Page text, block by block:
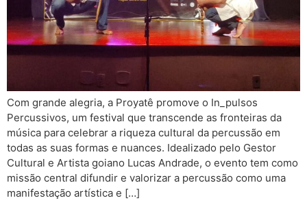
Com grande alegria, a Proyatê promove o In_pulsos
Percussivos, um festival que transcende as fronteiras da
música para celebrar a riqueza cultural da percussão em
todas as suas formas e nuances. Idealizado pelo Gestor
Cultural e Artista goiano Lucas Andrade, o evento tem como
missão central difundir e valorizar a percussão como uma
manifestação artística e […]